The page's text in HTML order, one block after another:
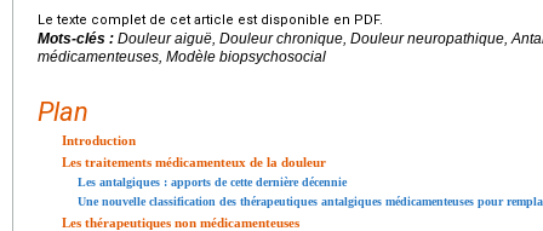
Le texte complet de cet article est disponible en PDF.
Mots-clés : Douleur aiguë, Douleur chronique, Douleur neuropathique,
médicamenteuses, Modèle biopsychosocial
Plan
Introduction
Les traitements médicamenteux de la douleur
Les antalgiques : apports de cette dernière décennie
Une nouvelle classification des thérapeutiques antalgiques médicamenteuses pour
Les thérapeutiques non médicamenteuses